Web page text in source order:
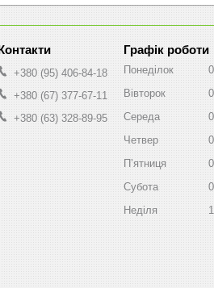
+380 (95) 406-84-18
+380 (67) 377-67-11
+380 (63) 328-89-95
Графік роботи
Понеділок
Вівторок
Середа
Четвер
Пʼятниця
Субота
Неділя